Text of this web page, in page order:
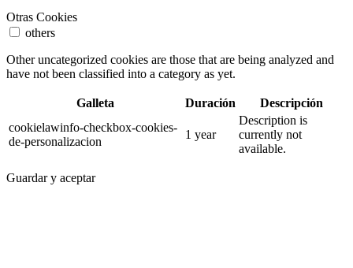
Otras Cookies
others
Other uncategorized cookies are those that are being analyzed and
have not been classified into a category as yet.
Galleta Duración
Descripción
cookielawinfo-checkbox-cookies-
de-personalizacion
1 year
Description is
currently not
available.
Guardar y aceptar